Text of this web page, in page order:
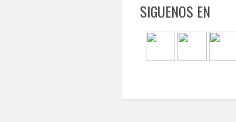
SIGUENOS EN